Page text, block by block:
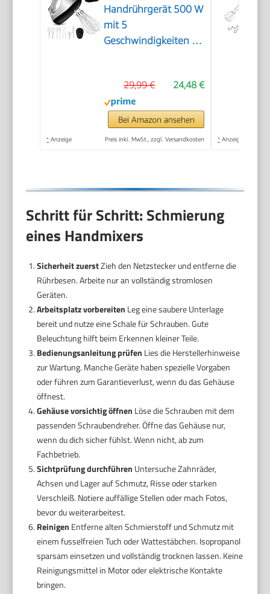
Handrührgerät 500 W
mit 5
Geschwindigkeiten &
24,48 €
29,99 €
Bei Amazon ansehen
* Anzeige Preis inkl. MwSt., zzgl. Versandkosten * Anzeige
Schritt für Schritt: Schmierung
eines Handmixers
Sicherheit zuerstZieh den Netzstecker und entferne die
Rührbesen. Arbeite nur an vollständig stromlosen
Geräten.
Arbeitsplatz vorbereiten Leg eine saubere Unterlage
bereit und nutze eine Schale für Schrauben. Gute
Beleuchtung hilft beim Erkennen kleiner Teile.
Bedienungsanleitung prüfen Lies die Herstellerhinweise
zur Wartung. Manche Geräte haben spezielle Vorgaben
oder führen zum Garantieverlust, wenn du das Gehäuse
öffnest.
Gehäuse vorsichtig öffnen Löse die Schrauben mit dem
passenden Schraubendreher. Öffne das Gehäuse nur,
wenn du dich sicher fühlst. Wenn nicht, ab zum
Fachbetrieb.
Sichtprüfung durchführen Untersuche Zahnräder,
Achsen und Lager auf Schmutz, Risse oder starken
Verschleiß. Notiere auffällige Stellen oder mach Fotos,
bevor du weiterarbeitest.
Reinigen Entferne alten Schmierstoff und Schmutz mit
einem fusselfreien Tuch oder Wattestäbchen. Isopropanol
sparsam einsetzen und vollständig trocknen lassen. Keine
Reinigungsmittel in Motor oder elektrische Kontakte
bringen.